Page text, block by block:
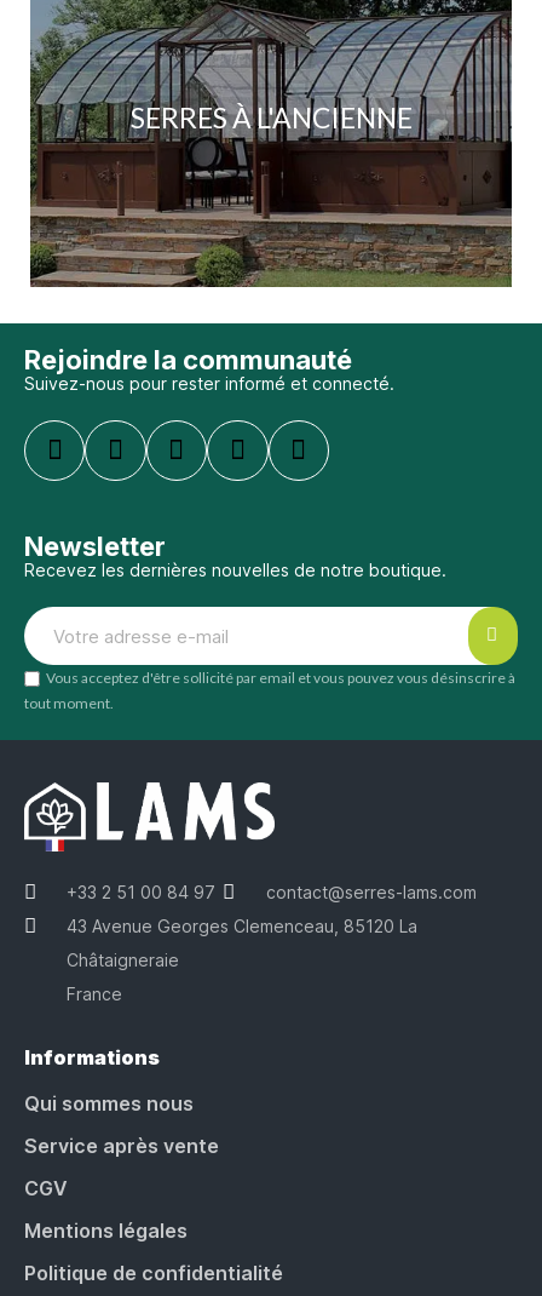
SERRES À L'ANCIENNE
Rejoindre la communauté
Suivez-nous pour rester informé et connecté.
Newsletter
Recevez les dernières nouvelles de notre boutique.
Vous acceptez d'être sollicité par email et vous pouvez vous désinscrire à
tout moment.
+33 2 51 00 84 97
contact@serres-lams.com
43 Avenue Georges Clemenceau, 85120 La
Châtaigneraie
France
Informations
Qui sommes nous
Service après vente
CGV
Mentions légales
Politique de confidentialité